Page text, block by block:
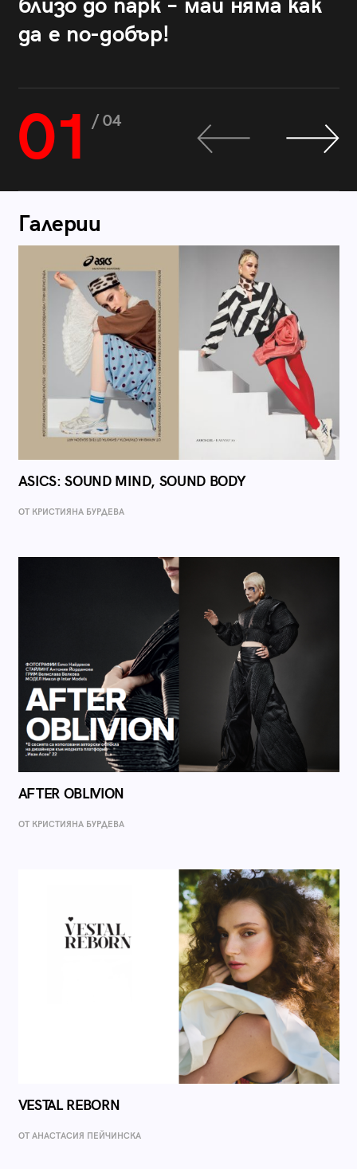
близо до парк – май няма как
да е по-добър!
01 / 04
Галерии
ASICS: SOUND MIND, SOUND BODY
ОТ КРИСТИЯНА БУРДЕВА
AFTER OBLIVION
ОТ КРИСТИЯНА БУРДЕВА
VESTAL REBORN
ОТ AНАСТАСИЯ ПЕЙЧИНСКА